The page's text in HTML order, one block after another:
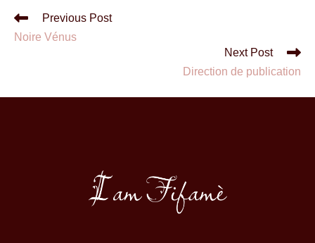
Previous Post
Noire Vénus
Next Post
Direction de publication